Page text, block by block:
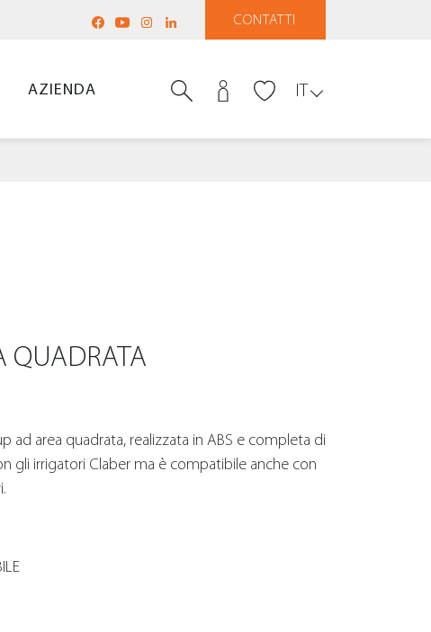
CONTATTI
AZIENDA IT
QUADRATA
ad area quadrata, realizzata in ABS e completa di
gli irrigatori Claber ma è compatibile anche con